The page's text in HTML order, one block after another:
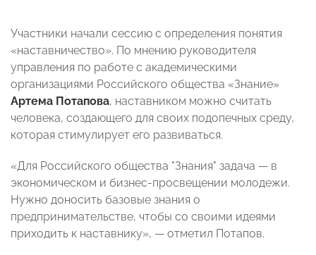
Участники начали сессию с определения понятия
«наставничество». По мнению руководителя
управления по работе с академическими
организациями Российского общества «Знание»
Артема Потапова, наставником можно считать
человека, создающего для своих подопечных среду,
которая стимулирует его развиваться.
«Для Российского общества "Знания" задача — в
экономическом и бизнес-просвещении молодежи.
Нужно доносить базовые знания о
предпринимательстве, чтобы со своими идеями
приходить к наставнику», — отметил Потапов.